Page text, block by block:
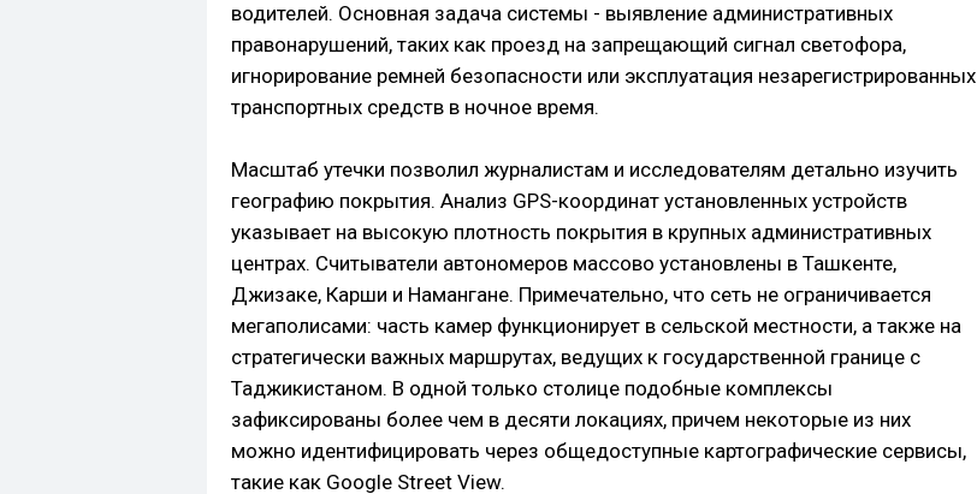
водителей. Основная задача системы - выявление административных
правонарушений, таких как проезд на запрещающий сигнал светофора,
игнорирование ремней безопасности или эксплуатация незарегистрированных
транспортных средств в ночное время.
Масштаб утечки позволил журналистам и исследователям детально изучить
географию покрытия. Анализ GPS-координат установленных устройств
указывает на высокую плотность покрытия в крупных административных
центрах. Считыватели автономеров массово установлены в Ташкенте,
Джизаке, Карши и Намангане. Примечательно, что сеть не ограничивается
мегаполисами: часть камер функционирует в сельской местности, а также на
стратегически важных маршрутах, ведущих к государственной границе с
Таджикистаном. В одной только столице подобные комплексы
зафиксированы более чем в десяти локациях, причем некоторые из них
можно идентифицировать через общедоступные картографические сервисы,
такие как Google Street View.